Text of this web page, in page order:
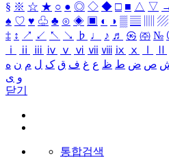
§ ※ ☆ ★ ○ ● ◎ ◇ ◆ □ ■ △ ▽
♠ ♡ ♥ ♧ ♣ ⊙ ◈ ▣ ◐ ◑ ▒ ▤ ▨
‡ ↕ ↗ ↙ ↖ ↘ ♭ ♩ ♪ ♬ ㉿ ㈜ №
ⅰ
ⅱ ⅲ ⅳ ⅴ ⅵ ⅶ ⅷ ⅸ ⅹ
ص ض ط ظ ع غ ف ق ک ل م ن ه
و ی
닫기
통합검색